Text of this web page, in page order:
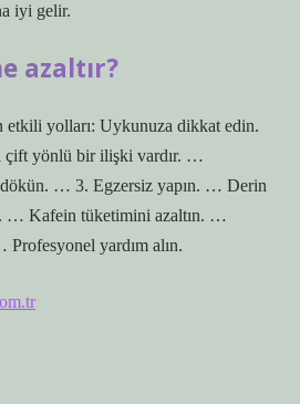
iyi gelir.
azaltır?
etkili yolları: Uykunuza dikkat edin.
çift yönlü bir ilişki vardır. …
dökün. … 3. Egzersiz yapın. … Derin
… Kafein tüketimini azaltın. …
yardım alın.